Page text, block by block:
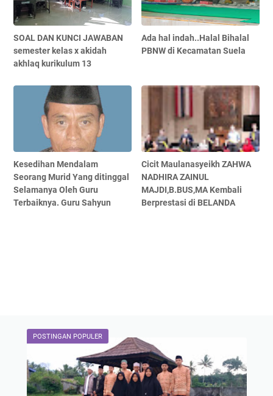
SOAL DAN KUNCI JAWABAN
semester kelas x akidah
akhlaq kurikulum 13
Ada hal indah..Halal Bihalal
PBNW di Kecamatan Suela
Kesedihan Mendalam
Seorang Murid Yang ditinggal
Selamanya Oleh Guru
Terbaiknya. Guru Sahyun
Cicit Maulanasyeikh ZAHWA
NADHIRA ZAINUL
MAJDI,B.BUS,MA Kembali
Berprestasi di BELANDA
POSTINGAN POPULER